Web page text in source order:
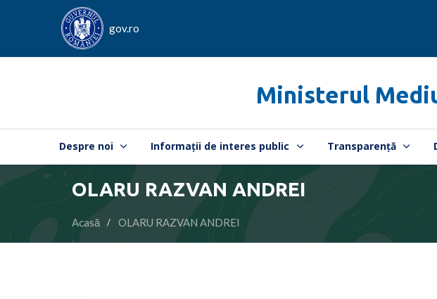
gov.ro
Ministerul
Despre noi Informații de interes public Transparență
OLARU RAZVAN ANDREI
Acasă OLARU RAZVAN ANDREI